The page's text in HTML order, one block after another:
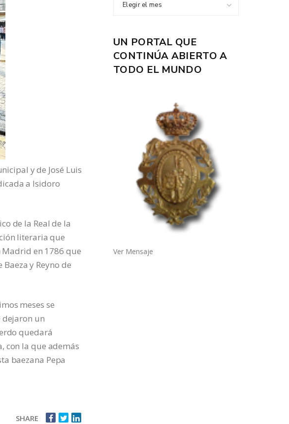
y de José Luis
a Isidoro
de la Real de la
literaria que
Madrid en 1786 que
y Reyno de
meses se
dejaron un
quedará
con la que además
baezana Pepa
SHARE
Elegir el mes
UN PORTAL QUE
CONTINÚA ABIERTO A
TODO EL MUNDO
Ver Mensaje